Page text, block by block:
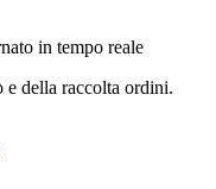
in tempo reale
e della raccolta ordini.